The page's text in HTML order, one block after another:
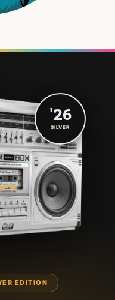
EDITION
'26
SILVER